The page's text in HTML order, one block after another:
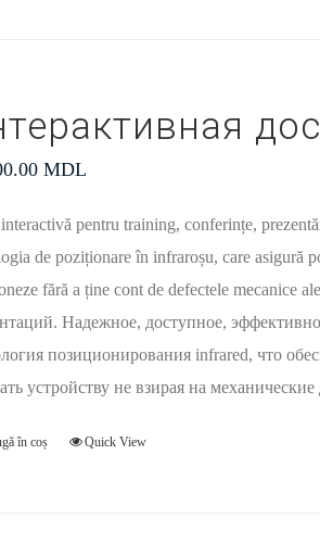
MDL
pentru training, conferințe,
de poziționare în infraroșu, care asigură
fără a ține cont de defectele mecanice
Надежное, доступное,
позиционирования infrared, что
устройству не взирая на
în coș Quick View